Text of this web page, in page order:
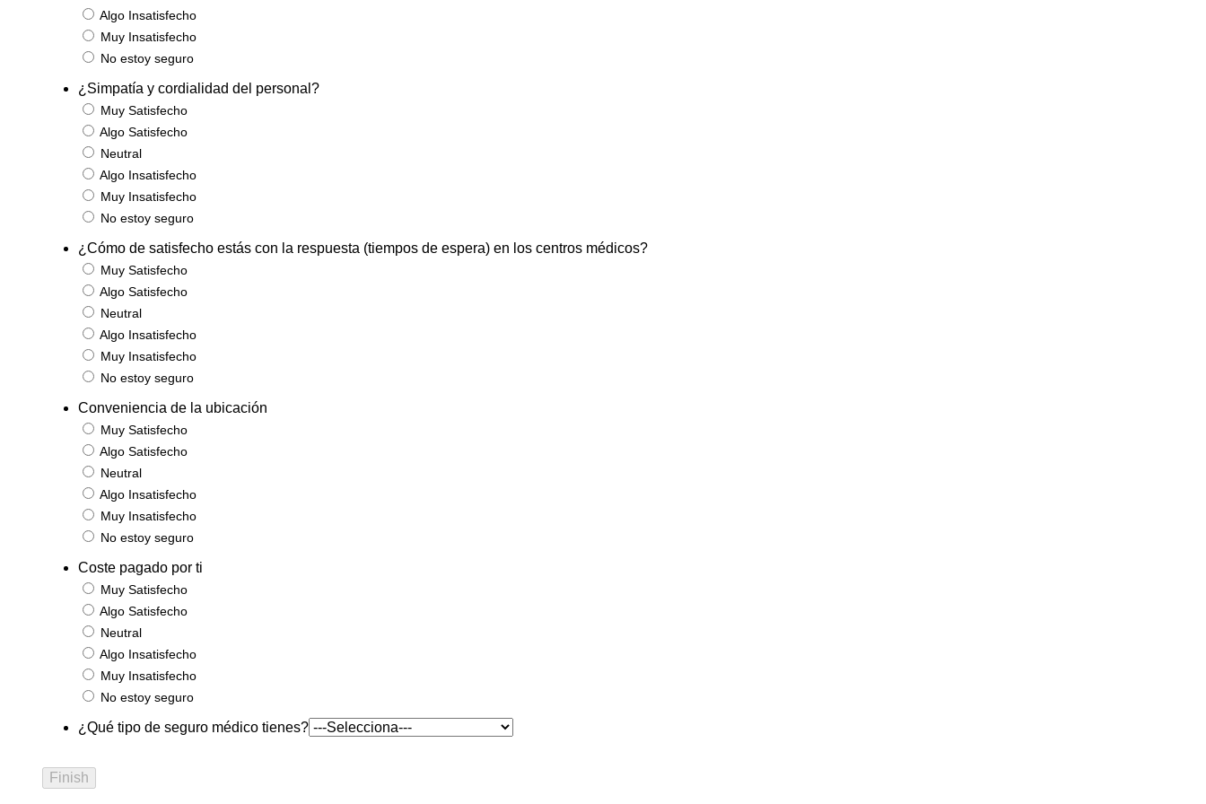
Algo Insatisfecho
Muy Insatisfecho
No estoy seguro
¿Simpatía y cordialidad del personal?
Muy Satisfecho
Algo Satisfecho
Neutral
Algo Insatisfecho
Muy Insatisfecho
No estoy seguro
¿Cómo de satisfecho estás con la respuesta (tiempos de espera) en los centros médicos?
Muy Satisfecho
Algo Satisfecho
Neutral
Algo Insatisfecho
Muy Insatisfecho
No estoy seguro
Conveniencia de la ubicación
Muy Satisfecho
Algo Satisfecho
Neutral
Algo Insatisfecho
Muy Insatisfecho
No estoy seguro
Coste pagado por ti
Muy Satisfecho
Algo Satisfecho
Neutral
Algo Insatisfecho
Muy Insatisfecho
No estoy seguro
¿Qué tipo de seguro médico tienes?